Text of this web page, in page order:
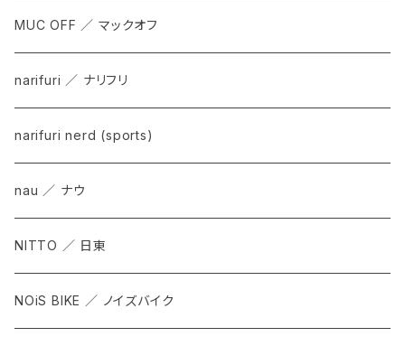
MUC OFF ／ マックオフ
narifuri ／ ナリフリ
narifuri nerd (sports)
nau ／ ナウ
NITTO ／ 日東
NOiS BIKE ／ ノイズバイク